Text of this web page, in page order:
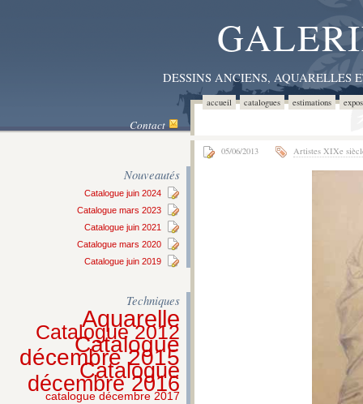
DESSINS ANCIENS,
accueil catalogues estimations
Contact
Nouveautés
Catalogue juin 2024
Catalogue mars 2023
Catalogue juin 2021
Catalogue mars 2020
Catalogue juin 2019
Techniques
Aquarelle
Catalogue 2012
Catalogue
décembre 2015
Catalogue
décembre 2016
catalogue décembre 2017
05/06/2013 Artistes XIXe